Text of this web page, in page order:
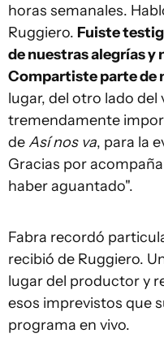
horas semanales.
Ruggiero. Fuiste
de nuestras alegrías y
Compartiste parte de
lugar, del otro lado del
tremendamente
deAsí nos va, para la
Gracias por
haber aguantado".
Fabra recordó
recibió de Ruggiero.
lugar del productor y
esos imprevistos que
programa en vivo.